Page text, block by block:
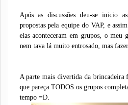
Após as discussões deu-se inicio
propostas pela equipe do VAP, e
elas aconteceram em grupos, o meu
nem tava lá muito entrosado, mas
A parte mais divertida da
que pareça TODOS os grupos
tempo =D.